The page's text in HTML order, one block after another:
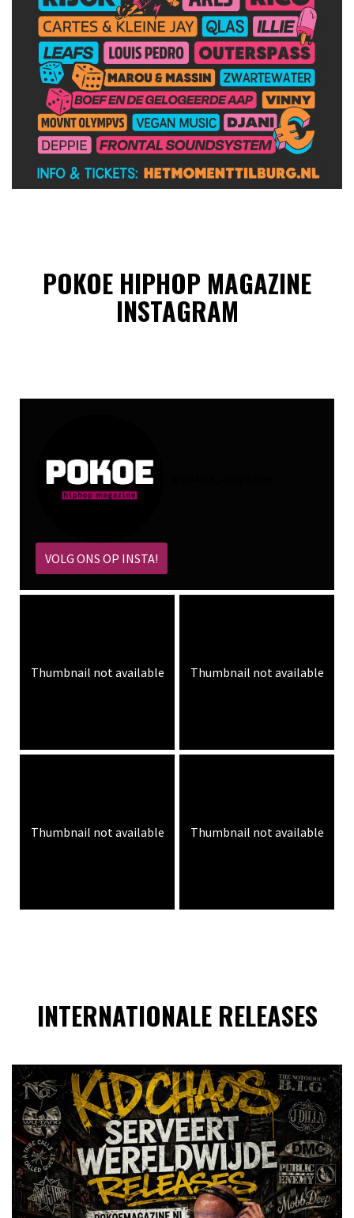
POKOE HIPHOP MAGAZINE
INSTAGRAM
VOLG ONS OP INSTA!
Thumbnail not available Thumbnail not available
Thumbnail not available Thumbnail not available
INTERNATIONALE RELEASES